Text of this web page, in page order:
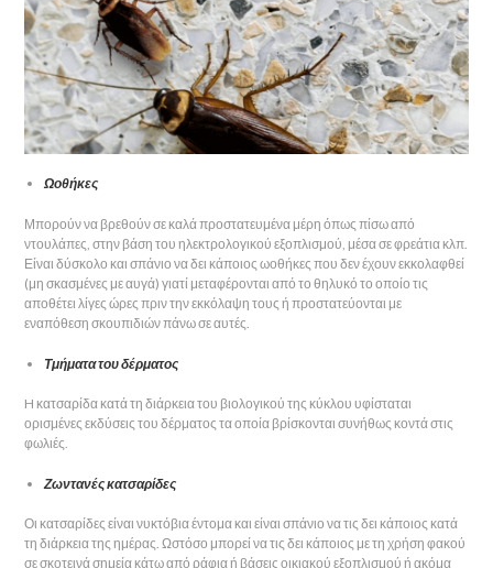
Ωοθήκες
Μπορούν να βρεθούν σε καλά προστατευμένα μέρη όπως πίσω από
ντουλάπες, στην βάση του ηλεκτρολογικού εξοπλισμού, μέσα σε φρεάτια κλπ.
Είναι δύσκολο και σπάνιο να δει κάποιος ωοθήκες που δεν έχουν εκκολαφθεί
(μη σκασμένες με αυγά) γιατί μεταφέρονται από το θηλυκό το οποίο τις
αποθέτει λίγες ώρες πριν την εκκόλαψη τους ή προστατεύονται με
εναπόθεση σκουπιδιών πάνω σε αυτές.
Τμήματα του δέρματος
H κατσαρίδα κατά τη διάρκεια του βιολογικού της κύκλου υφίσταται
ορισμένες εκδύσεις του δέρματος τα οποία βρίσκονται συνήθως κοντά στις
φωλιές.
Ζωντανές κατσαρίδες
Οι κατσαρίδες είναι νυκτόβια έντομα και είναι σπάνιο να τις δει κάποιος κατά
τη διάρκεια της ημέρας. Ωστόσο μπορεί να τις δει κάποιος με τη χρήση φακού
σε σκοτεινά σημεία κάτω από ράφια ή βάσεις οικιακού εξοπλισμού ή ακόμα